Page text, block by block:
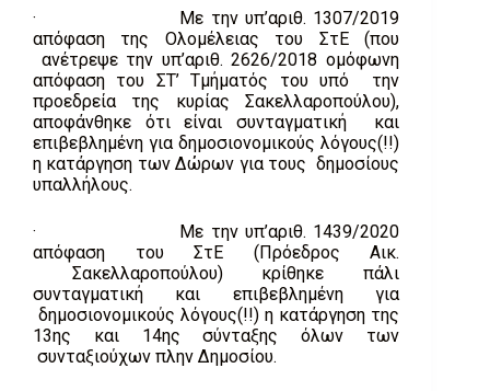
· Με την υπ’αριθ. 1307/2019
απόφαση της Ολομέλειας του ΣτΕ (που
ανέτρεψε την υπ’αριθ. 2626/2018 ομόφωνη
απόφαση του ΣΤ’ Τμήματός του υπό την
προεδρεία της κυρίας Σακελλαροπούλου),
αποφάνθηκε ότι είναι συνταγματική και
επιβεβλημένη για δημοσιονομικούς λόγους(!!)
η κατάργηση των Δώρων για τους δημοσίους
υπαλλήλους.
· Με την υπ’αριθ. 1439/2020
απόφαση του ΣτΕ (Πρόεδρος Αικ.
Σακελλαροπούλου) κρίθηκε πάλι
συνταγματική και επιβεβλημένη για
δημοσιονομικούς λόγους(!!) η κατάργηση της
13ης και 14ης σύνταξης όλων των
συνταξιούχων πλην Δημοσίου.